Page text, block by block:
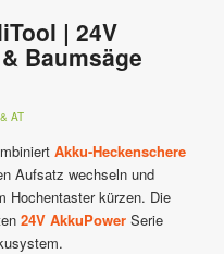
| 24V
Baumsäge
AT
Akku-Heckenschere
Aufsatz wechseln und
Hochentaster kürzen. Die
24V AkkuPowerSerie